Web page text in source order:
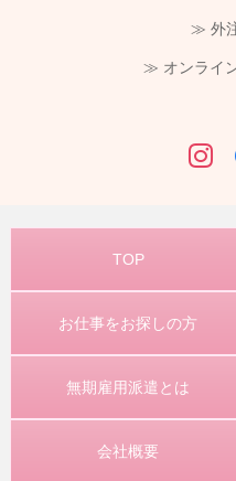
≫ 外
≫ オンライ
TOP
お仕事をお探しの方
無期雇用派遣とは
会社概要